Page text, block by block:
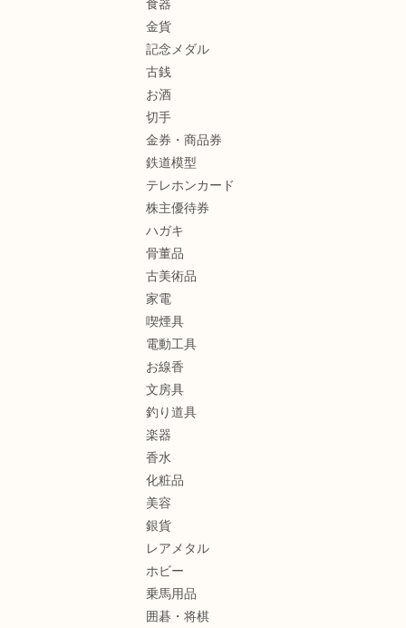
金貨
記念メダル
古銭
お酒
切手
金券・商品券
鉄道模型
テレホンカード
株主優待券
ハガキ
骨董品
古美術品
家電
喫煙具
電動工具
お線香
文房具
釣り道具
楽器
香水
化粧品
美容
銀貨
レアメタル
ホビー
乗馬用品
囲碁・将棋